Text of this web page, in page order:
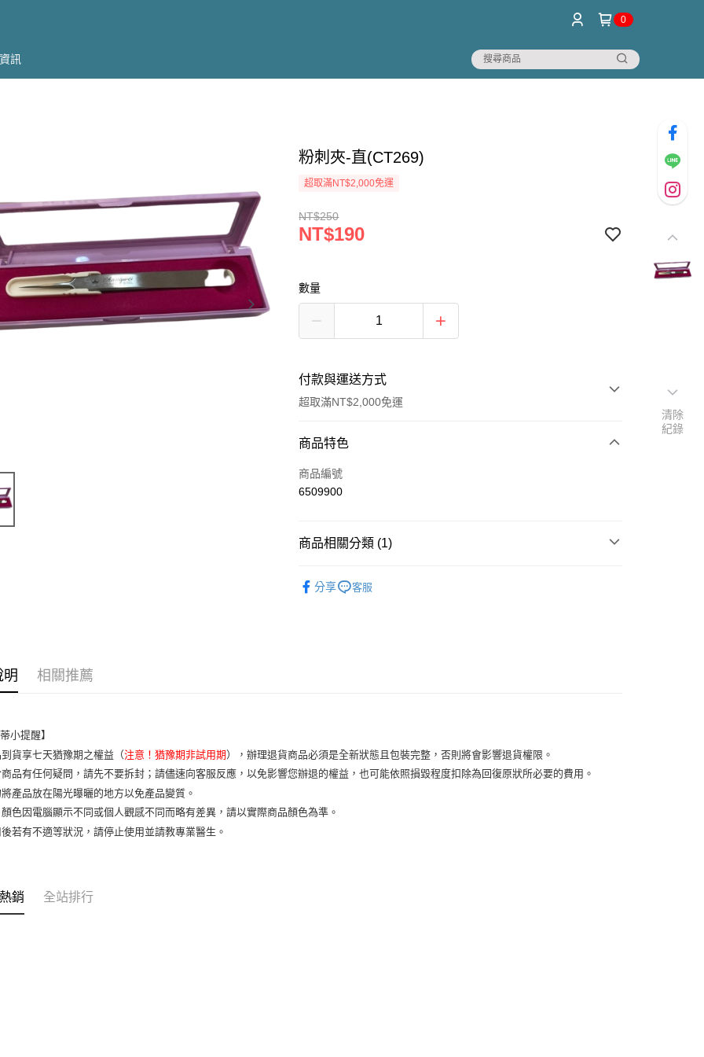
0
訊
粉刺夾-直(CT269)
超取滿NT$2,000免運
NT$250
NT$190
數量
付款與運送方式
超取滿NT$2,000免運
付款方式
信用卡一次付款
ATM付款
宅配
商品特色
商品編號
6509900
商品相關分類 (1)
分享
客服
明 相關推薦
小提醒】
貨享七天猶豫期之權益（注意！猶豫期非試用期），辦理退貨商品必須是全新狀態且包裝完整，否則將會影響退貨權限。
品有任何疑問，請先不要拆封；請儘速向客服反應，以免影響您辦退的權益，也可能依照損毀程度扣除為回復原狀所必要的費用。
產品放在陽光曝曬的地方以免產品變質。
色因電腦顯示不同或個人觀感不同而略有差異，請以實際商品顏色為準。
若有不適等狀況，請停止使用並請教專業醫生。
銷 全站排行
清除
紀錄